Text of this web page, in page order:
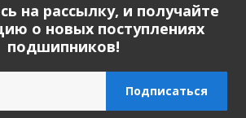
на рассылку, и получайте
о новых поступлениях
подшипников!